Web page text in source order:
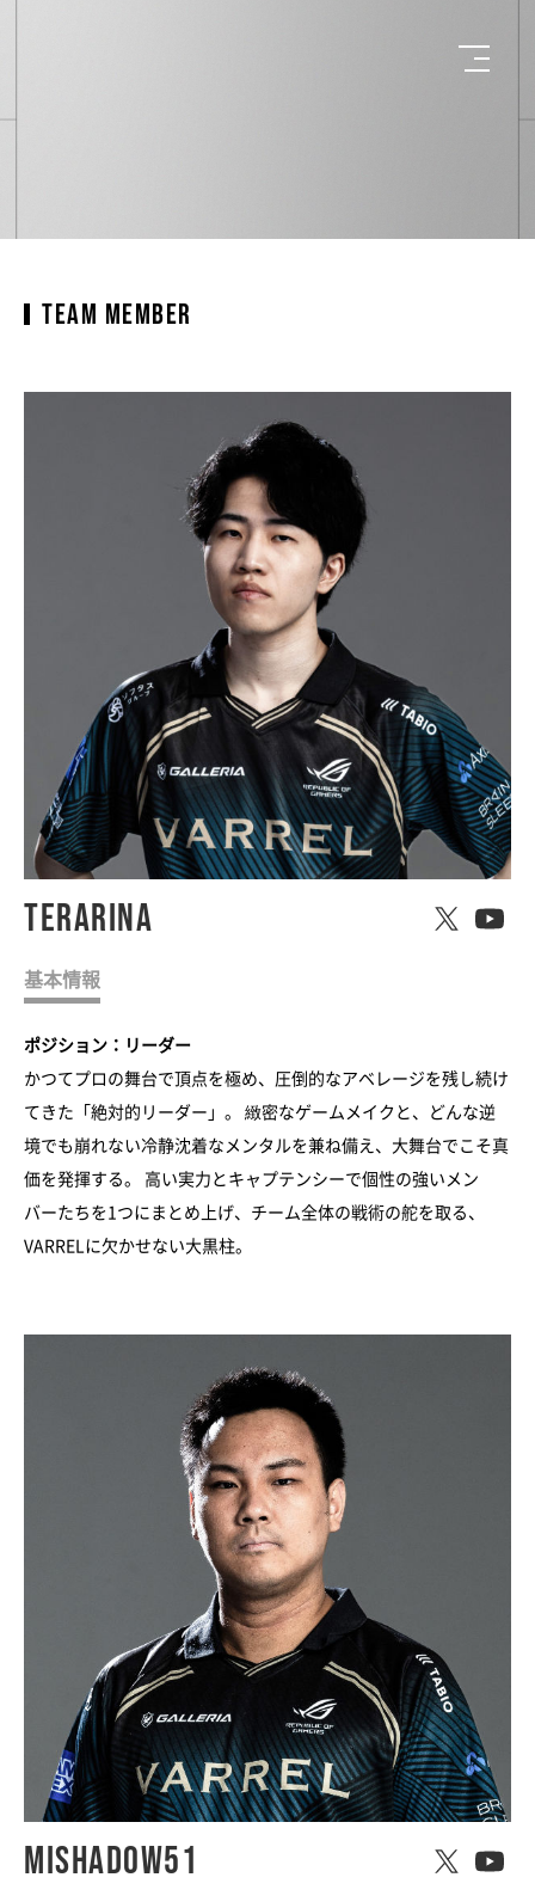
TEAM MEMBER
Terarina
基本情報
ポジション：リーダー
かつてプロの舞台で頂点を極め、圧倒的なアベレージを残し続け
てきた「絶対的リーダー」。 緻密なゲームメイクと、どんな逆
境でも崩れない冷静沈着なメンタルを兼ね備え、大舞台でこそ真
価を発揮する。 高い実力とキャプテンシーで個性の強いメン
バーたちを1つにまとめ上げ、チーム全体の戦術の舵を取る、
VARRELに欠かせない大黒柱。
Mishadow51